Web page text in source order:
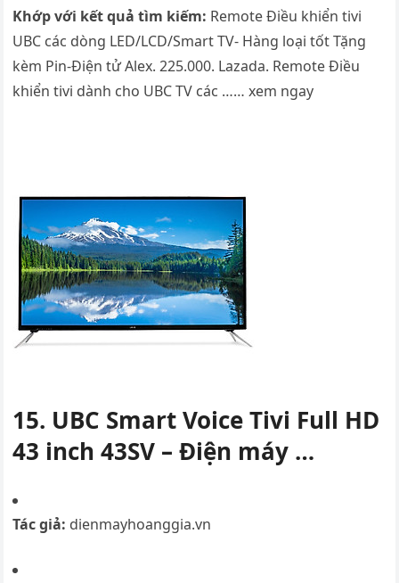
Khớp với kết quả tìm kiếm: Remote Điều khiển tivi
UBC các dòng LED/LCD/Smart TV- Hàng loại tốt Tặng
kèm Pin-Điện tử Alex. 225.000. Lazada. Remote Điều
khiển tivi dành cho UBC TV các …… xem ngay
15. UBC Smart Voice Tivi Full HD
43 inch 43SV – Điện máy …
Tác giả: dienmayhoanggia.vn